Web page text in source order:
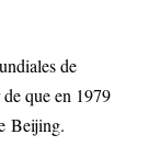
de
que en 1979
Beijing.